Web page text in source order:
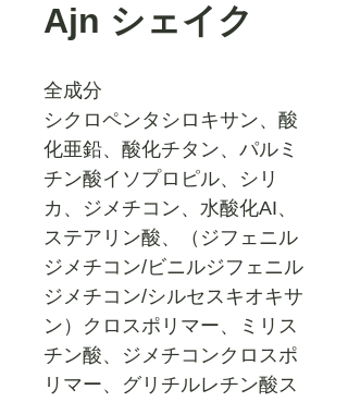
Ajn シェイク
全成分
シクロペンタシロキサン、酸
化亜鉛、酸化チタン、パルミ
チン酸イソプロピル、シリ
カ、ジメチコン、水酸化AI、
ステアリン酸、（ジフェニル
ジメチコン/ビニルジフェニル
ジメチコン/シルセスキオキサ
ン）クロスポリマー、ミリス
チン酸、ジメチコンクロスポ
リマー、グリチルレチン酸ス